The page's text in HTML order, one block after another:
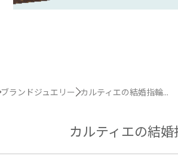
ブランドジュエリー カルティエの結婚指輪...
カルティエの結